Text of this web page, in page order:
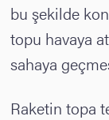
bu şekilde
topu havaya
sahaya
Raketin topa